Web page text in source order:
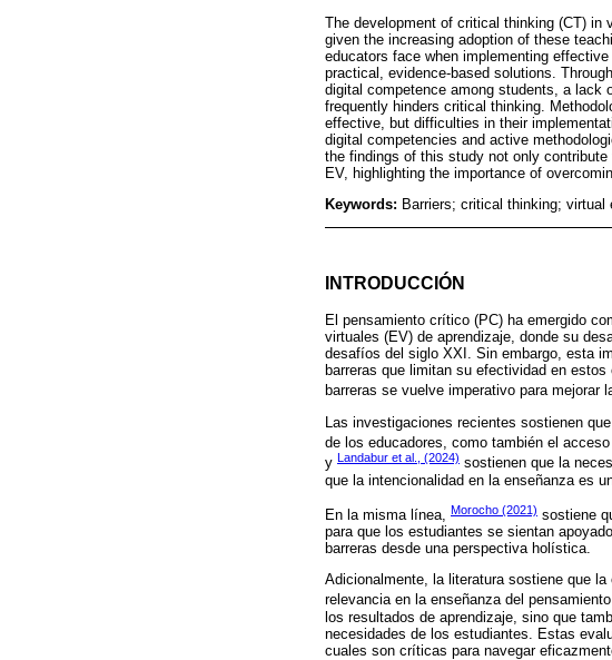
The development of critical thinking (CT) in
given the increasing adoption of these
educators face when implementing
practical, evidence-based solutions.
digital competence among students, a lack
frequently hinders critical thinking.
effective, but difficulties in their
digital competencies and active
the findings of this study not only
EV, highlighting the importance of
Keywords: Barriers; critical thinking;
INTRODUCCIÓN
El pensamiento crítico (PC) ha emergido
virtuales (EV) de aprendizaje, donde su
desafíos del siglo XXI. Sin embargo, esta
barreras que limitan su efectividad en
barreras se vuelve imperativo para mejorar
Las investigaciones recientes sostienen
de los educadores, como también el
y Landabur et al., (2024) sostienen que la
que la intencionalidad en la enseñanza es
En la misma línea, Morocho (2021) sostiene
para que los estudiantes se sientan
barreras desde una perspectiva holística.
Adicionalmente, la literatura sostiene que
relevancia en la enseñanza del
los resultados de aprendizaje, sino que
necesidades de los estudiantes. Estas
cuales son críticas para navegar